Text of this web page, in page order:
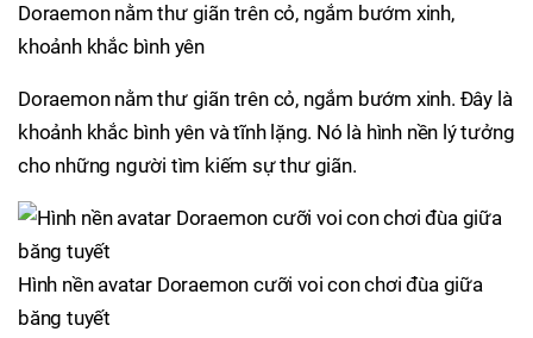
Doraemon nằm thư giãn trên cỏ, ngắm bướm xinh,
khoảnh khắc bình yên
Doraemon nằm thư giãn trên cỏ, ngắm bướm xinh. Đây là
khoảnh khắc bình yên và tĩnh lặng. Nó là hình nền lý tưởng
cho những người tìm kiếm sự thư giãn.
Hình nền avatar Doraemon cưỡi voi con chơi đùa giữa
băng tuyết